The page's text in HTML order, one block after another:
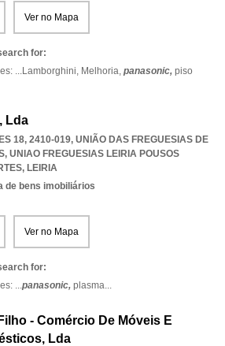
Ver no Mapa
for:
...Lamborghini, Melhoria, panasonic, piso
Lda
18, 2410-019, UNIÃO DAS FREGUESIAS DE
, UNIAO FREGUESIAS LEIRIA POUSOS
, LEIRIA
de bens imobiliários
Ver no Mapa
for:
...panasonic, plasma...
- Comércio De Móveis E
Lda